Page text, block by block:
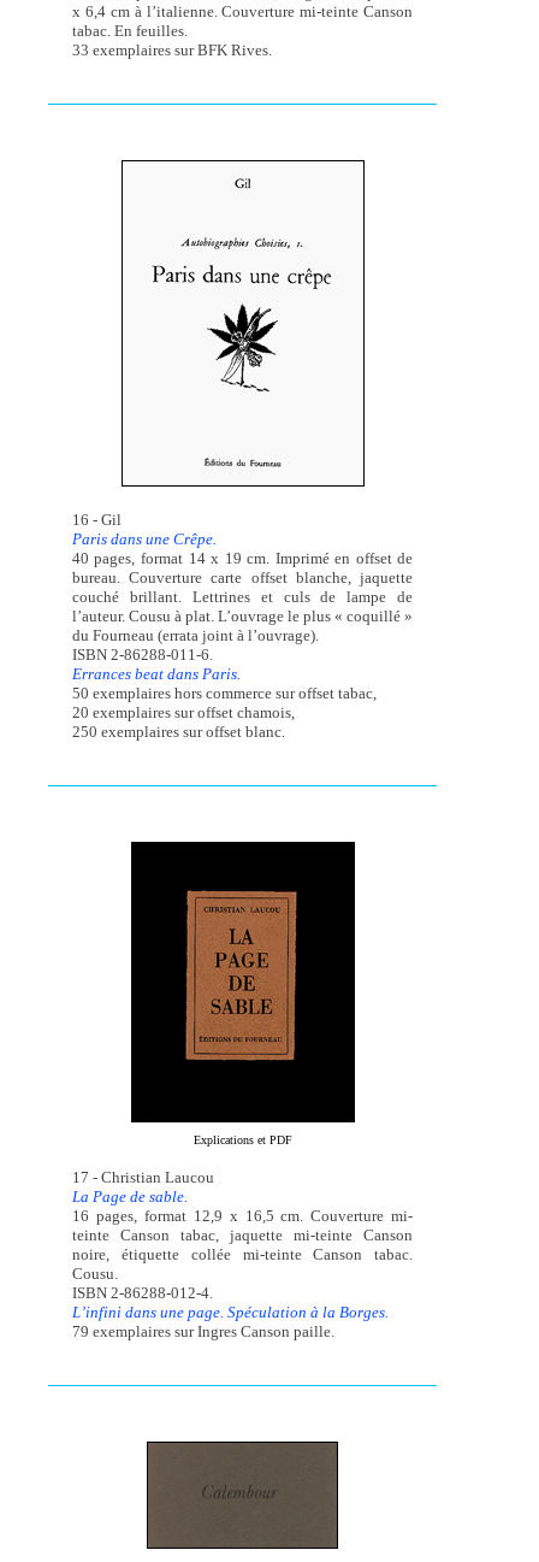
x 6,4 cm à l’italienne. Couverture mi-teinte Canson
tabac. En feuilles.
33 exemplaires sur BFK Rives.
16 - Gil
Paris dans une Crêpe.
40 pages, format 14 x 19 cm. Imprimé en offset de
bureau. Couverture carte offset blanche, jaquette
couché brillant. Lettrines et culs de lampe de
l’auteur. Cousu à plat. L’ouvrage le plus « coquillé »
du Fourneau (errata joint à l’ouvrage).
ISBN 2-86288-011-6.
Errances beat dans Paris.
50 exemplaires hors commerce sur offset tabac,
20 exemplaires sur offset chamois,
250 exemplaires sur offset blanc.
Explications et PDF
17 - Christian Laucou
La Page de sable.
16 pages, format 12,9 x 16,5 cm. Couverture mi-
teinte Canson tabac, jaquette mi-teinte Canson
noire, étiquette collée mi-teinte Canson tabac.
Cousu.
ISBN 2-86288-012-4.
L’infini dans une page. Spéculation à la Borges.
79 exemplaires sur Ingres Canson paille.